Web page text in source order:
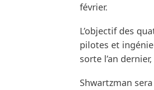
février.
L’objectif des
pilotes et
sorte l’an
Shwartzman